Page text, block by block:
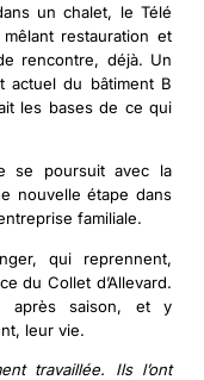
un chalet, leTélé
restauration et
rencontre, déjà. Un
actuel du bâtiment B
les bases de ce qui
se poursuit avec la
nouvelle étape dans
familiale.
, qui reprennent,
du Collet d’Allevard.
après saison, et y
leur vie.
travaillée. Ils l’ont